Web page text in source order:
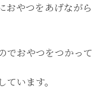
おやつをあげながら
でおやつをつかって
います。